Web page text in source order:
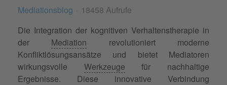
Mediationsblog
18458 Aufrufe
Die Integration der kognitiven Verhaltenstherapie in
der Mediation revolutioniert moderne
Konfliktlösungsansätze und bietet Mediatoren
wirkungsvolle Werkzeuge für nachhaltige
Ergebnisse. Diese innovative Verbindung